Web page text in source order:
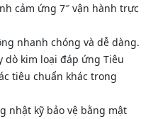
cảm ứng 7″ vận hành trực
nhanh chóng và dễ dàng.
dò kim loại đáp ứng Tiêu
tiêu chuẩn khác trong
nhật kỹ bảo vệ bằng mật